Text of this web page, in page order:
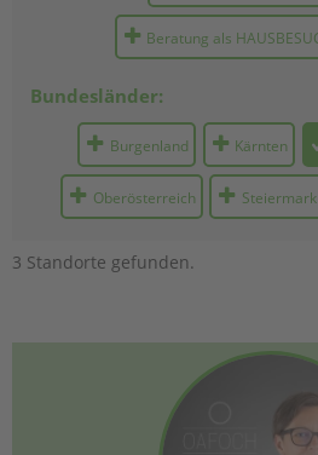
Beratung als
Bundesländer:
Burgen­land Kärnten
Ober­österreich Steier­mark
3 Standorte gefunden.